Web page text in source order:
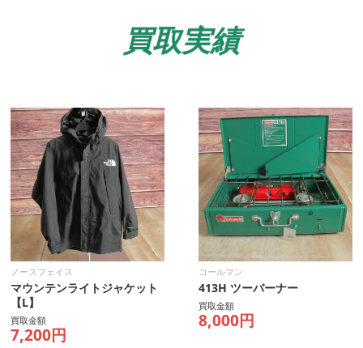
買取実績
ノースフェイス
マウンテンライトジャケット
【L】
買取金額
7,200円
コールマン
413H ツーバーナー
買取金額
8,000円